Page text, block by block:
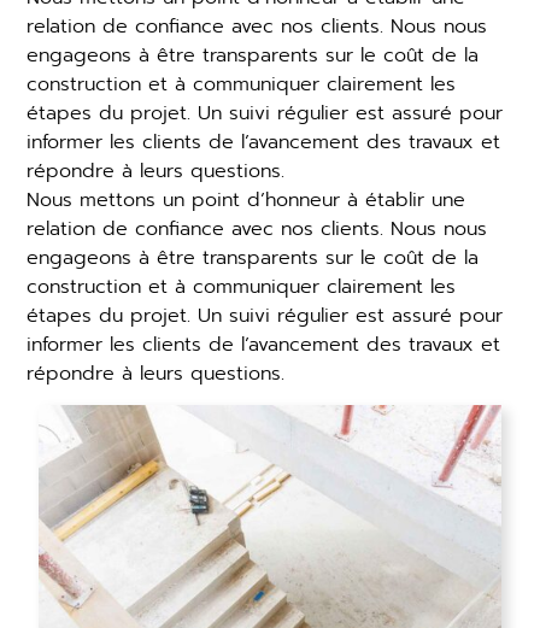
relation de confiance avec nos clients. Nous nous
engageons à être transparents sur le coût de la
construction et à communiquer clairement les
étapes du projet. Un suivi régulier est assuré pour
informer les clients de l’avancement des travaux et
répondre à leurs questions.
Nous mettons un point d’honneur à établir une
relation de confiance avec nos clients. Nous nous
engageons à être transparents sur le coût de la
construction et à communiquer clairement les
étapes du projet. Un suivi régulier est assuré pour
informer les clients de l’avancement des travaux et
répondre à leurs questions.